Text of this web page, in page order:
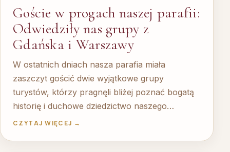
Goście w progach naszej parafii:
Odwiedziły nas grupy z
Gdańska i Warszawy
W ostatnich dniach nasza parafia miała
zaszczyt gościć dwie wyjątkowe grupy
turystów, którzy pragnęli bliżej poznać bogatą
historię i duchowe dziedzictwo naszego…
CZYTAJ WIĘCEJ →